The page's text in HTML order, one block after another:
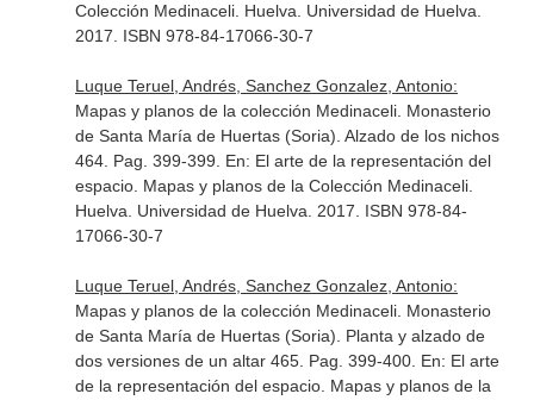
Colección Medinaceli. Huelva. Universidad de Huelva.
2017. ISBN 978-84-17066-30-7
Luque Teruel, Andrés, Sanchez Gonzalez, Antonio:
Mapas y planos de la colección Medinaceli. Monasterio
de Santa María de Huertas (Soria). Alzado de los nichos
464. Pag. 399-399. En: El arte de la representación del
espacio. Mapas y planos de la Colección Medinaceli.
Huelva. Universidad de Huelva. 2017. ISBN 978-84-
17066-30-7
Luque Teruel, Andrés, Sanchez Gonzalez, Antonio:
Mapas y planos de la colección Medinaceli. Monasterio
de Santa María de Huertas (Soria). Planta y alzado de
dos versiones de un altar 465. Pag. 399-400. En: El arte
de la representación del espacio. Mapas y planos de la